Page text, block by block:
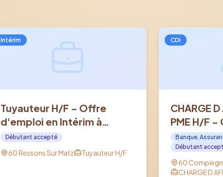
Intérim
Tuyauteur H/F - Offre
d'emploi en Intérim à
RESSONS SUR MATZ (60)
Débutant accepté
60 Ressons Sur Matz Tuyauteur H/F
CDI
CHARGE D
PME H/F
en CDI à
Banque,
Débutant
60
CHARGE D